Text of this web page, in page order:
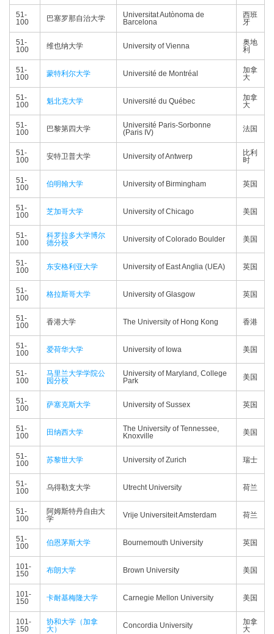
51-
100
巴塞罗那自治大学
Universitat Autònoma de
Barcelona
西班
牙
51-
100
维也纳大学 University of Vienna
奥地
利
51-
100
蒙特利尔大学 Université de Montréal
加拿
大
51-
100
魁北克大学 Université du Québec
加拿
大
51-
100
巴黎第四大学
Université Paris-Sorbonne
(Paris IV)
法国
51-
100
安特卫普大学 University of Antwerp
比利
时
51-
100
伯明翰大学 University of Birmingham 英国
51-
100
芝加哥大学 University of Chicago 美国
51-
100
科罗拉多大学博尔
德分校
University of Colorado Boulder 美国
51-
100
东安格利亚大学 University of East Anglia (UEA) 英国
51-
100
格拉斯哥大学 University of Glasgow 英国
51-
100
香港大学 The University of Hong Kong 香港
51-
100
爱荷华大学 University of Iowa 美国
51-
100
马里兰大学学院公
园分校
University of Maryland, College
Park
美国
51-
100
萨塞克斯大学 University of Sussex 英国
51-
100
田纳西大学
The University of Tennessee,
Knoxville
美国
51-
100
苏黎世大学 University of Zurich 瑞士
51-
100
乌得勒支大学 Utrecht University 荷兰
51-
100
阿姆斯特丹自由大
学
Vrije Universiteit Amsterdam 荷兰
51-
100
伯恩茅斯大学 Bournemouth University 英国
101-
150
布朗大学 Brown University 美国
101-
150
卡耐基梅隆大学 Carnegie Mellon University 美国
101-
150
协和大学（加拿
大）
Concordia University
加拿
大